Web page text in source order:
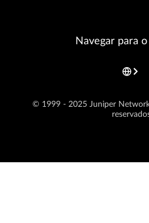
© 1999 - 2025 Juniper
Navegar para